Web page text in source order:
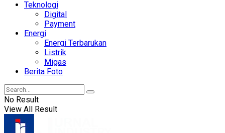
Teknologi
Digital
Payment
Energi
Energi Terbarukan
Listrik
Migas
Berita Foto
No Result
View All Result